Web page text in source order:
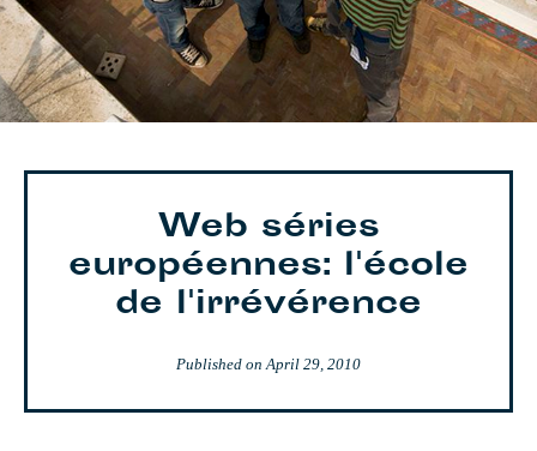
Web séries
européennes: l'école
de l'irrévérence
Published onApril 29, 2010